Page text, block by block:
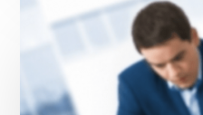
برکس
(Berkus